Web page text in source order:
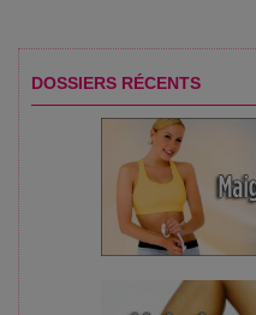
DOSSIERS RÉCENTS